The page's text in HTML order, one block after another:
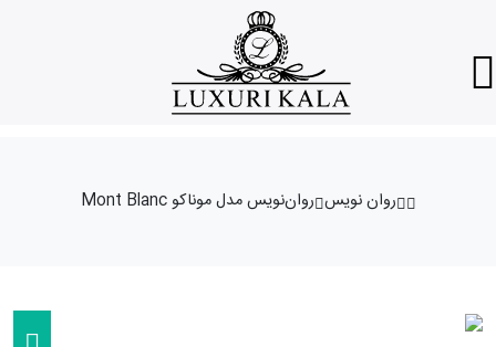
روان نویس روان‌نویس مدل موناکو Mont Blanc